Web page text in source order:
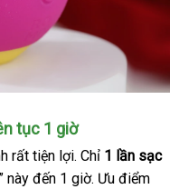
tục 1 giờ
nhập
hàng
rất tiện lợian
toàn
. Chỉ 1 lần sạc
này đến 1 giờcũ
. Ưu điểm